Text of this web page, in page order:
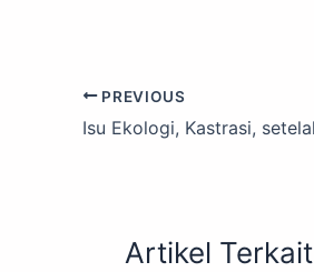
PREVIOUS
Artikel Terkait